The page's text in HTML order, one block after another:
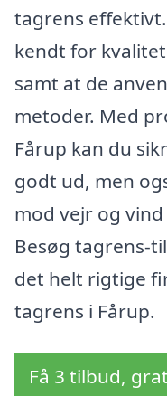
tagrens
kendt for
samt at de
metoder. Med
Fårup kan du
godt ud, men
mod vejr og
Besøg tagrens-
det helt rigtige
tagrens i Fårup.
Få 3 tilbud,